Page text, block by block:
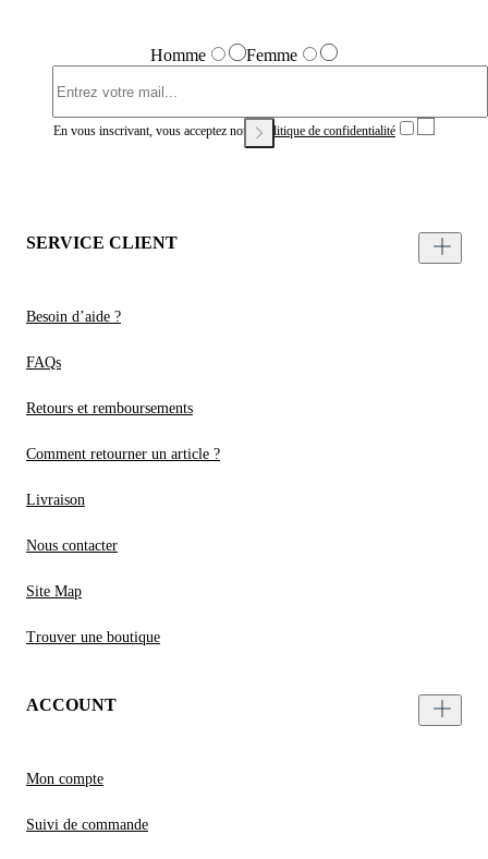
Homme Femme
En vous inscrivant, vous acceptez notrePolitique de confidentialité
SERVICE CLIENT
Besoin d’aide ?
FAQs
Retours et remboursements
Comment retourner un article ?
Livraison
Nous contacter
Site Map
Trouver une boutique
ACCOUNT
Mon compte
Suivi de commande